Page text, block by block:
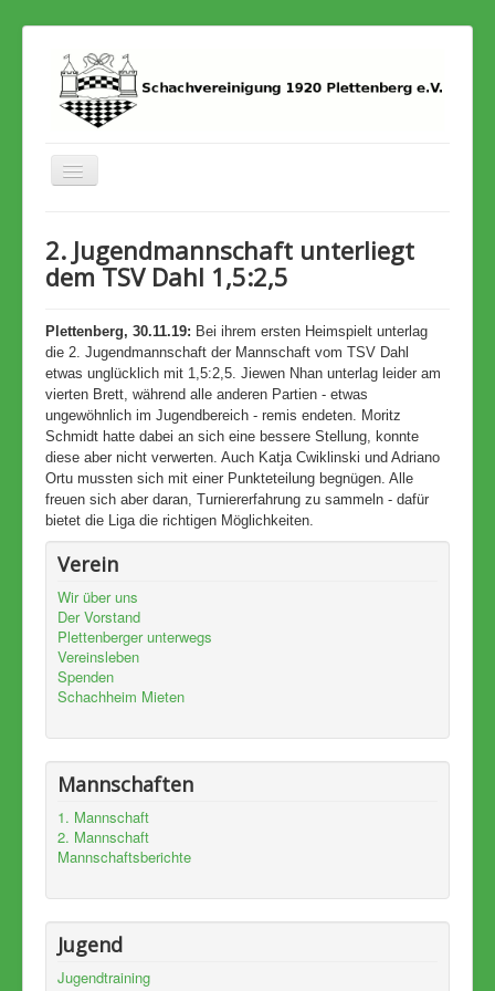
Toggle
Navigation
Termine
Archiv
2. Jugendmannschaft unterliegt
dem TSV Dahl 1,5:2,5
Plettenberg, 30.11.19: Bei ihrem ersten Heimspielt unterlag
die 2. Jugendmannschaft der Mannschaft vom TSV Dahl
etwas unglücklich mit 1,5:2,5. Jiewen Nhan unterlag leider am
vierten Brett, während alle anderen Partien - etwas
ungewöhnlich im Jugendbereich - remis endeten. Moritz
Schmidt hatte dabei an sich eine bessere Stellung, konnte
diese aber nicht verwerten. Auch Katja Cwiklinski und Adriano
Ortu mussten sich mit einer Punkteteilung begnügen. Alle
freuen sich aber daran, Turniererfahrung zu sammeln - dafür
bietet die Liga die richtigen Möglichkeiten.
Verein
Wir über uns
Der Vorstand
Plettenberger unterwegs
Vereinsleben
Spenden
Schachheim Mieten
Mannschaften
1. Mannschaft
2. Mannschaft
Mannschaftsberichte
Jugend
Jugendtraining